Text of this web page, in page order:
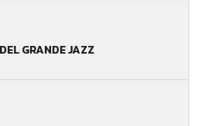
GRANDE JAZZ